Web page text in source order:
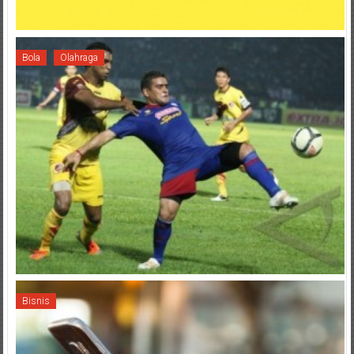
Bola Olahraga
Bisnis